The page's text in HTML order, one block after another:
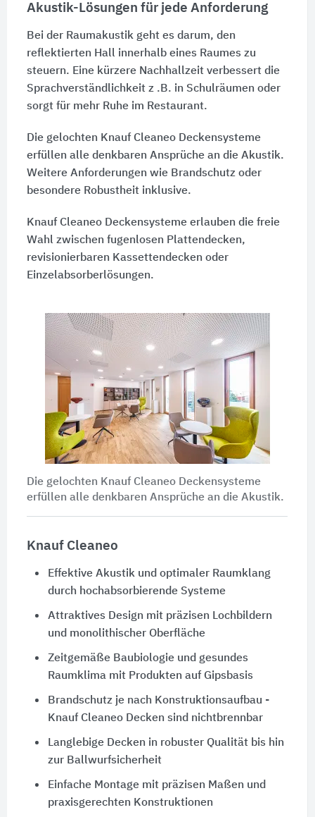
Akustik-Lösungen für jede Anforderung
Bei der Raumakustik geht es darum, den
reflektierten Hall innerhalb eines Raumes zu
steuern. Eine kürzere Nachhallzeit verbessert die
Sprachverständlichkeit z .B. in Schulräumen oder
sorgt für mehr Ruhe im Restaurant.
Die gelochten Knauf Cleaneo Deckensysteme
erfüllen alle denkbaren Ansprüche an die Akustik.
Weitere Anforderungen wie Brandschutz oder
besondere Robustheit inklusive.
Knauf Cleaneo Deckensysteme erlauben die freie
Wahl zwischen fugenlosen Plattendecken,
revisionierbaren Kassettendecken oder
Einzelabsorberlösungen.
Die gelochten Knauf Cleaneo Deckensysteme
erfüllen alle denkbaren Ansprüche an die Akustik.
Knauf Cleaneo
Effektive Akustik und optimaler Raumklang
durch hochabsorbierende Systeme
Attraktives Design mit präzisen Lochbildern
und monolithischer Oberfläche
Zeitgemäße Baubiologie und gesundes
Raumklima mit Produkten auf Gipsbasis
Brandschutz je nach Konstruktionsaufbau -
Knauf Cleaneo Decken sind nichtbrennbar
Langlebige Decken in robuster Qualität bis hin
zur Ballwurfsicherheit
Einfache Montage mit präzisen Maßen und
praxisgerechten Konstruktionen